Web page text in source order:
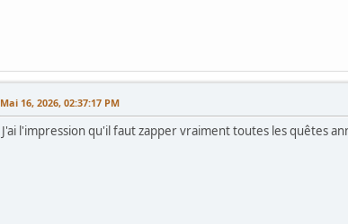
Mai 16, 2026, 02:37:17 PM
J'ai l'impression qu'il faut zapper vraiment toutes les quêtes